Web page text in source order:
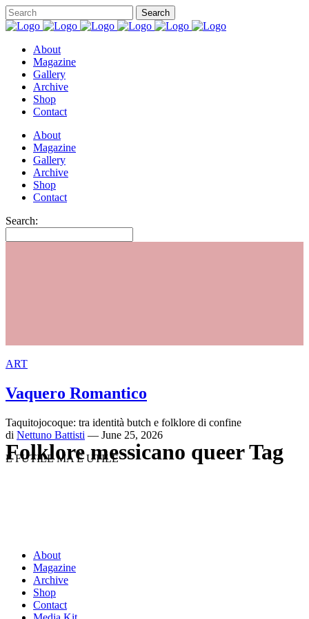
About
Magazine
Gallery
Archive
Shop
Contact
About
Magazine
Gallery
Archive
Shop
Contact
Search:
Folklore messicano queer Tag
ART
Vaquero Romantico
Taquitojocoque: tra identità butch e folklore di confine
di Nettuno Battisti — June 25, 2026
È FUTILE MA È UTILE
About
Magazine
Archive
Shop
Contact